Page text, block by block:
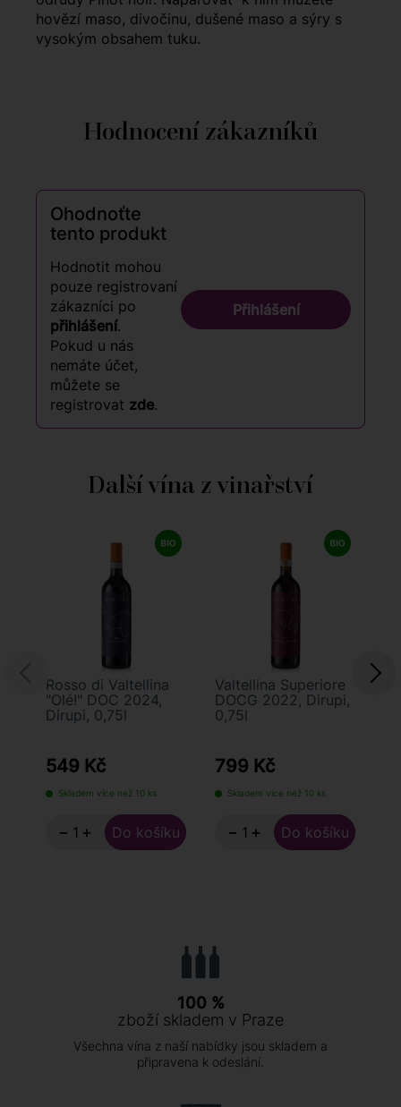
hovězí maso, divočinu, dušené maso a sýry s
vysokým obsahem tuku.
Hodnocení zákazníků
Ohodnoťte
tento produkt
Hodnotit mohou
pouze registrovaní
zákazníci po
přihlášení.
Pokud u nás
nemáte účet,
můžete se
registrovat zde.
Přihlášení
Další vína z vinařství
Rosso di Valtellina
"Olé!" DOC 2024,
Dirupi, 0,75l
549 Kč
Skladem více než 10 ks
− +
Valtellina Superiore
DOCG 2022, Dirupi,
0,75l
799 Kč
Skladem více než 10 ks
− +
100 %
zboží skladem v Praze
Všechna vína z naší nabídky jsou skladem a
připravena k odeslání.